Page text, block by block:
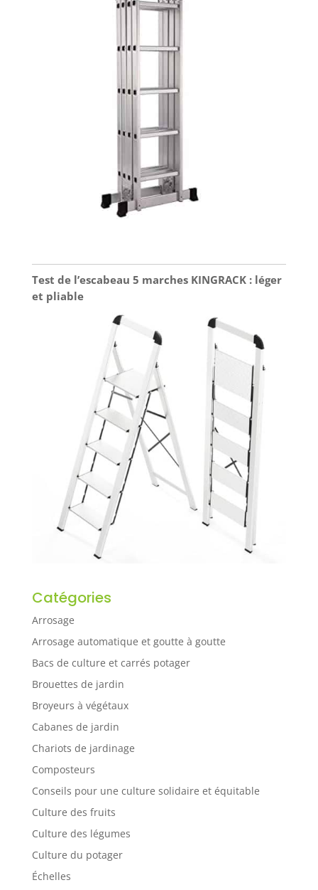
Test de l’escabeau 5 marches KINGRACK : léger
et pliable
Catégories
Arrosage
Arrosage automatique et goutte à goutte
Bacs de culture et carrés potager
Brouettes de jardin
Broyeurs à végétaux
Cabanes de jardin
Chariots de jardinage
Composteurs
Conseils pour une culture solidaire et équitable
Culture des fruits
Culture des légumes
Culture du potager
Échelles